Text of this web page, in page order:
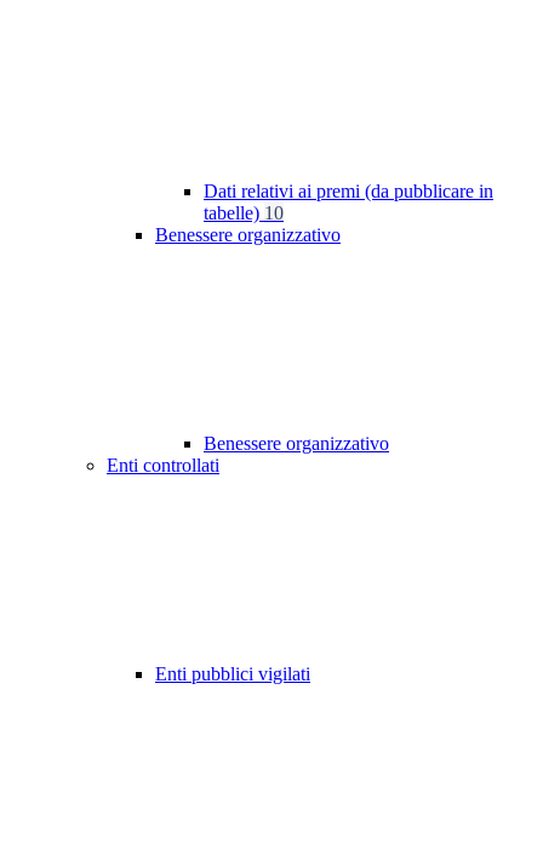
Dati relativi ai premi (da pubblicare in
tabelle) 10
Benessere organizzativo
Benessere organizzativo
Enti controllati
Enti pubblici vigilati